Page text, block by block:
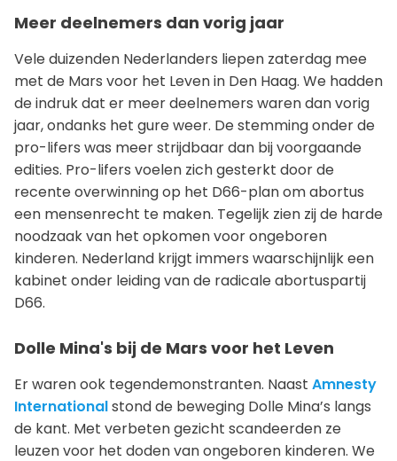
Meer deelnemers dan vorig jaar
Vele duizenden Nederlanders liepen zaterdag mee
met de Mars voor het Leven in Den Haag. We hadden
de indruk dat er meer deelnemers waren dan vorig
jaar, ondanks het gure weer. De stemming onder de
pro-lifers was meer strijdbaar dan bij voorgaande
edities. Pro-lifers voelen zich gesterkt door de
recente overwinning op het D66-plan om abortus
een mensenrecht te maken. Tegelijk zien zij de harde
noodzaak van het opkomen voor ongeboren
kinderen. Nederland krijgt immers waarschijnlijk een
kabinet onder leiding van de radicale abortuspartij
D66.
Dolle Mina's bij de Mars voor het Leven
Er waren ook tegendemonstranten. Naast Amnesty
Internationalstond de beweging Dolle Mina’s langs
de kant. Met verbeten gezicht scandeerden ze
leuzen voor het doden van ongeboren kinderen. We